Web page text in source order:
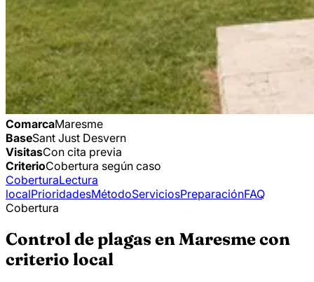
ComarcaMaresme
BaseSant Just Desvern
VisitasCon cita previa
CriterioCobertura según caso
CoberturaLectura
localPrioridadesMétodoServiciosPreparaciónFAQ
Cobertura
Control de plagas en Maresme con
criterio local